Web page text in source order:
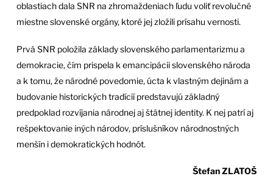
oblastiach dala SNR na zhromaždeniach ľudu voliť revolučné
miestne slovenské orgány, ktoré jej zložili prísahu vernosti.
Prvá SNR položila základy slovenského parlamentarizmu a
demokracie, čím prispela k emancipácii slovenského národa
a k tomu, že národné povedomie, úcta k vlastným dejinám a
budovanie historických tradícií predstavujú základný
predpoklad rozvíjania národnej aj štátnej identity. K nej patrí aj
rešpektovanie iných národov, príslušníkov národnostných
menšín i demokratických hodnôt.
Štefan ZLATOŠ